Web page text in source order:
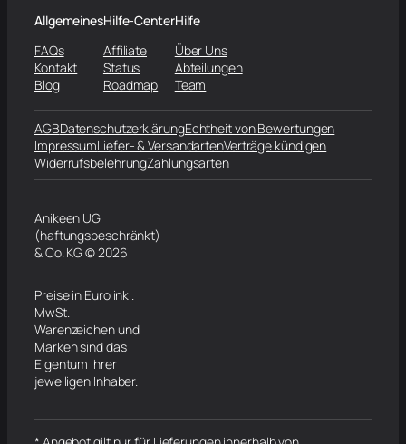
Allgemeines
FAQs
Kontakt
Blog
Hilfe-Center
Affiliate
Status
Roadmap
Hilfe
Über Uns
Abteilungen
Team
AGBDatenschutzerklärungEchtheit von Bewertungen
ImpressumLiefer- & VersandartenVerträge kündigen
WiderrufsbelehrungZahlungsarten
Anikeen UG
(haftungsbeschränkt)
& Co. KG © 2026
Preise in Euro inkl.
MwSt.
Warenzeichen und
Marken sind das
Eigentum ihrer
jeweiligen Inhaber.